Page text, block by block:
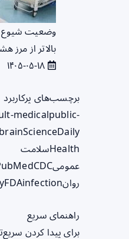
وضعیت شیوع
بالاتر از مرز
برچسب‌های پرکاربرد
medicalpublic-
brainScienceDaily
Healthسلامت
عمومیCDC
روان
FDAinfection
راهنمای سریع
برای پیدا کردن